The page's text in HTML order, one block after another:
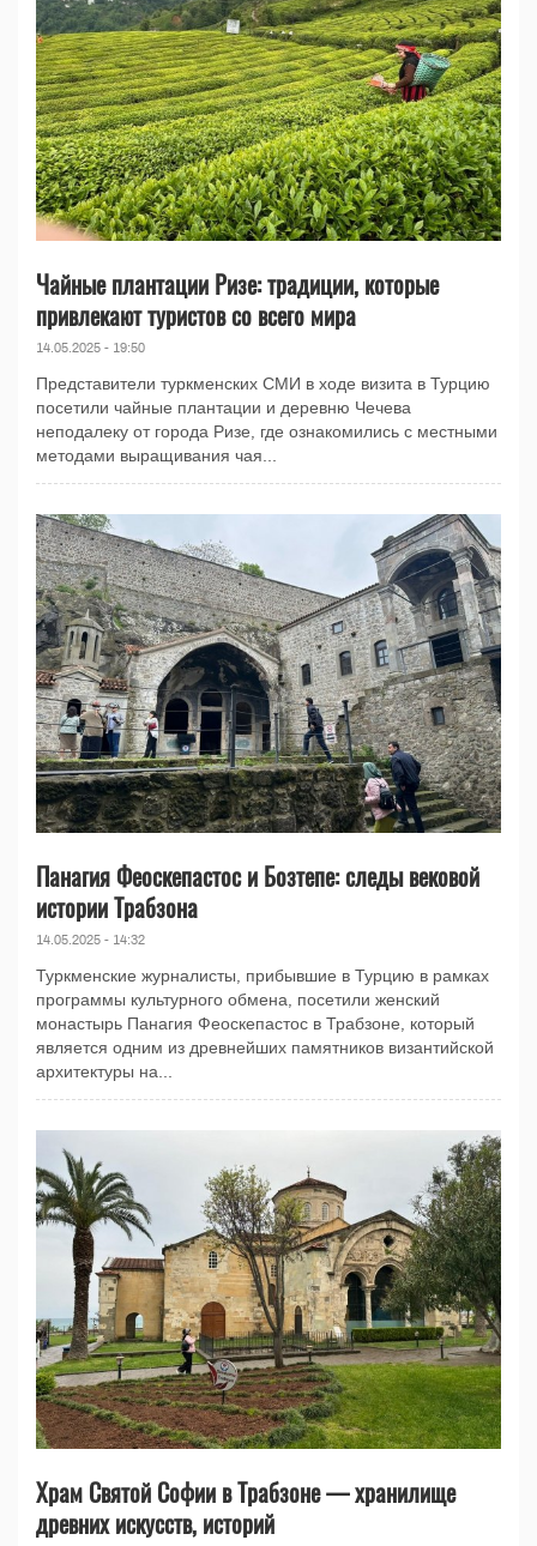
Чайные плантации Ризе: традиции, которые
привлекают туристов со всего мира
14.05.2025 - 19:50
Представители туркменских СМИ в ходе визита в Турцию
посетили чайные плантации и деревню Чечева
неподалеку от города Ризе, где ознакомились с местными
методами выращивания чая...
Панагия Феоскепастос и Бозтепе: следы вековой
истории Трабзона
14.05.2025 - 14:32
Туркменские журналисты, прибывшие в Турцию в рамках
программы культурного обмена, посетили женский
монастырь Панагия Феоскепастос в Трабзоне, который
является одним из древнейших памятников византийской
архитектуры на...
Храм Святой Софии в Трабзоне — хранилище
древних искусств, историй